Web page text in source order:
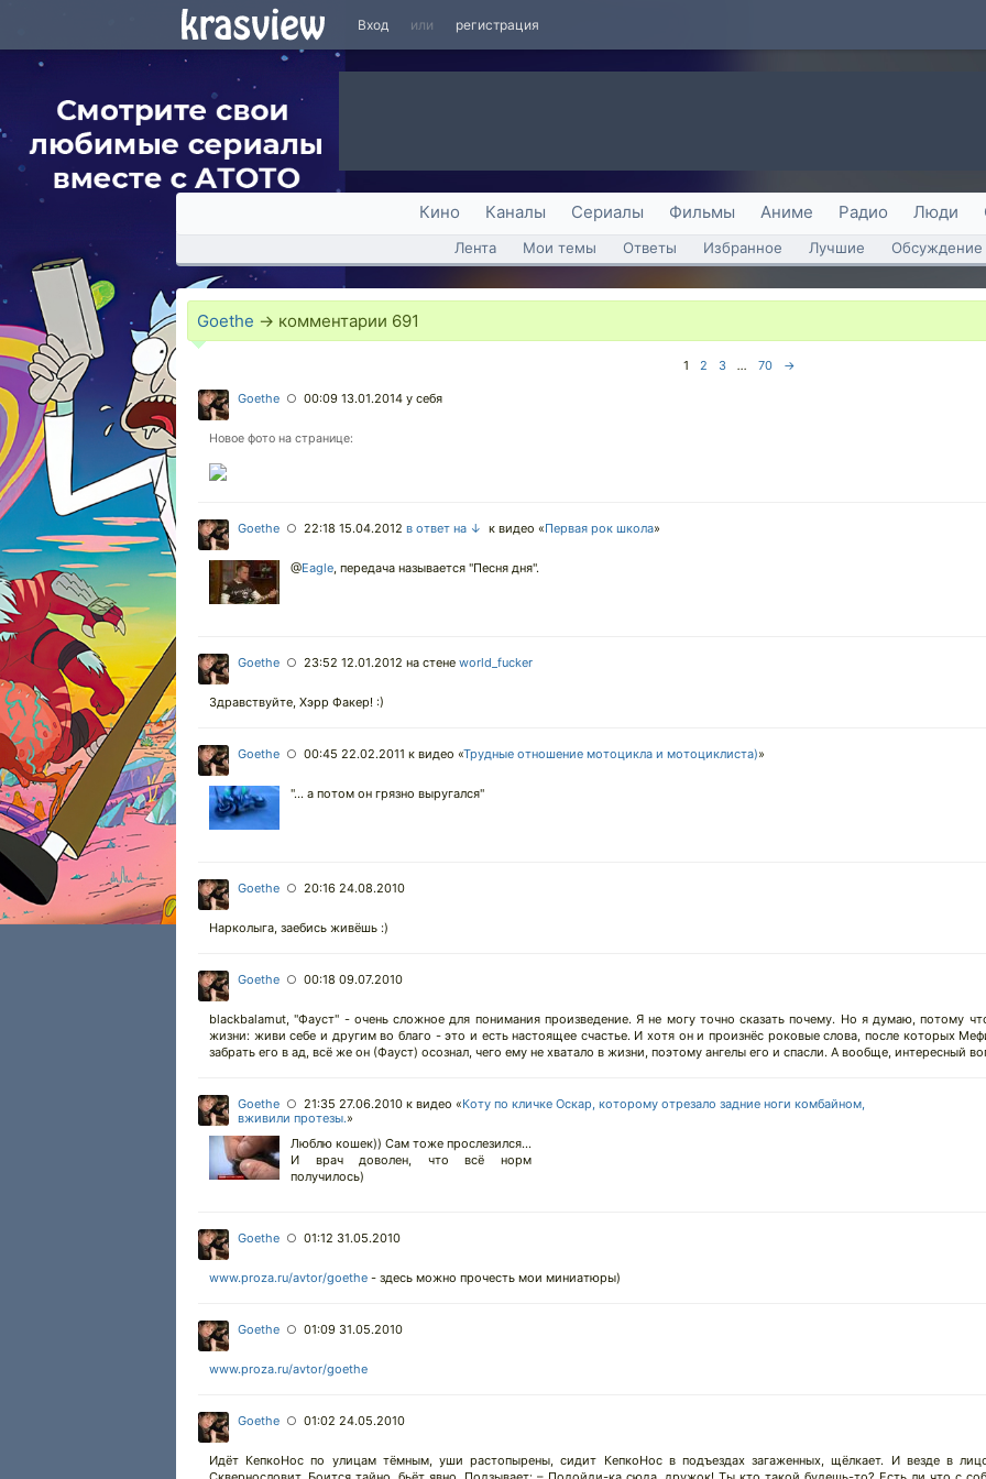
Вход или регистрация
Кино Каналы Сериалы Фильмы Аниме Радио Люди
Лента Мои темы Ответы Избранное Лучшие Обсуждение
Goethe → комментарии 691
1 2 3 ... 70 →
Goethe ○ 00:09 13.01.2014 у себя
Новое фото на странице:
Goethe ○ 22:18 15.04.2012 в ответ на ↓ к видео «Первая рок школа»
@Eagle, передача называется "Песня дня".
Goethe ○ 23:52 12.01.2012 на стене world_fucker
Здравствуйте, Хэрр Факер! :)
Goethe ○ 00:45 22.02.2011 к видео «Трудные отношение мотоцикла и мотоциклиста)»
"... а потом он грязно выругался"
Goethe ○ 20:16 24.08.2010
Нарколыга, заебись живёшь :)
Goethe ○ 00:18 09.07.2010
blackbalamut, "Фауст" - очень сложное для понимания произведение. Я не могу точно сказать почему. Но я думаю, потому
жизни: живи себе и другим во благо - это и есть настоящее счастье. И хотя он и произнёс роковые слова, после которых
забрать его в ад, всё же он (Фауст) осознал, чего ему не хватало в жизни, поэтому ангелы его и спасли. А вообще, интересный
Goethe ○ 21:35 27.06.2010 к видео «Коту по кличке Оскар, которому отрезало задние ноги комбайном,
вживили протезы.»
Люблю кошек)) Сам тоже прослезился...
И врач доволен, что всё норм
получилось)
Goethe ○ 01:12 31.05.2010
www.proza.ru/avtor/goethe - здесь можно прочесть мои миниатюры)
Goethe ○ 01:09 31.05.2010
www.proza.ru/avtor/goethe
Goethe ○ 01:02 24.05.2010
Идёт КепкоНос по улицам тёмным, уши растопырены, сидит КепкоНос в подъездах загаженных, щёлкает. И везде в